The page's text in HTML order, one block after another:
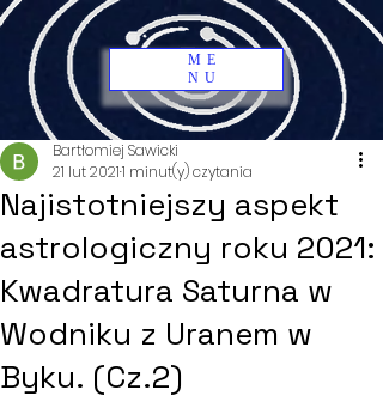
ME
NU
Najistotniejszy aspekt
astrologiczny roku 2021:
Kwadratura Saturna w
Wodniku z Uranem w
Byku. (Cz.2)
Bartłomiej Sawicki
21 lut 20211 minut(y) czytania